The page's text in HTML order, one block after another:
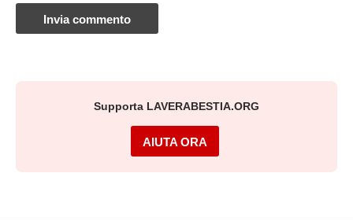
Supporta LAVERABESTIA.ORG
AIUTA ORA